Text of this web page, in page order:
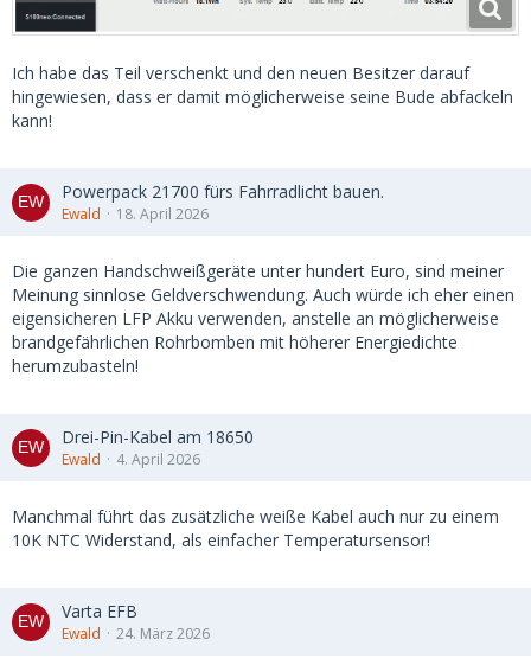
Ich habe das Teil verschenkt und den neuen Besitzer darauf
hingewiesen, dass er damit möglicherweise seine Bude abfackeln
kann!
Powerpack 21700 fürs Fahrradlicht bauen.
Ewald 18. April 2026
Die ganzen Handschweißgeräte unter hundert Euro, sind meiner
Meinung sinnlose Geldverschwendung. Auch würde ich eher einen
eigensicheren LFP Akku verwenden, anstelle an möglicherweise
brandgefährlichen Rohrbomben mit höherer Energiedichte
herumzubasteln!
Drei-Pin-Kabel am 18650
Ewald 4. April 2026
Manchmal führt das zusätzliche weiße Kabel auch nur zu einem
10K NTC Widerstand, als einfacher Temperatursensor!
Varta EFB
Ewald 24. März 2026